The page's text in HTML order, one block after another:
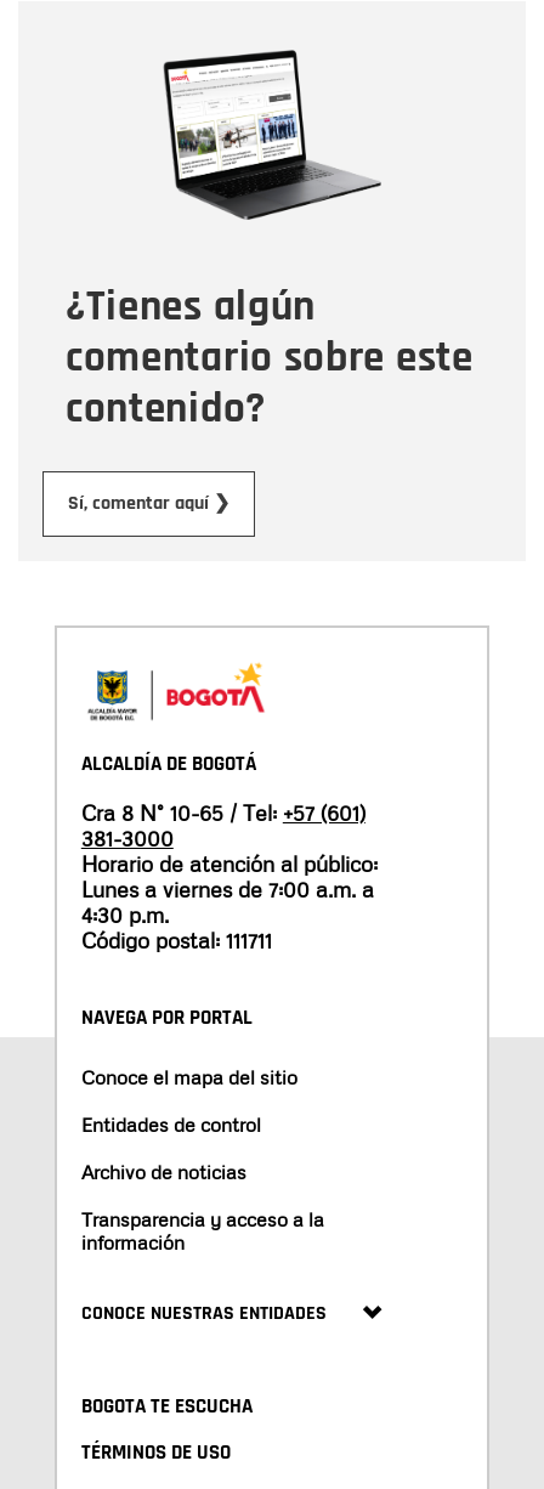
¿Tienes algún
comentario sobre este
contenido?
Sí, comentar aquí ❯
Correo electrónico
Tipo de comentario
Mensaje
ALCALDÍA DE BOGOTÁ
Cra 8 N° 10-65 / Tel: +57 (601)
381-3000
Horario de atención al público:
Lunes a viernes de 7:00 a.m. a
4:30 p.m.
Código postal: 111711
NAVEGA POR PORTAL
Conoce el mapa del sitio
Entidades de control
Archivo de noticias
Transparencia y acceso a la
información
CONOCE NUESTRAS ENTIDADES
BOGOTA TE ESCUCHA
TÉRMINOS DE USO